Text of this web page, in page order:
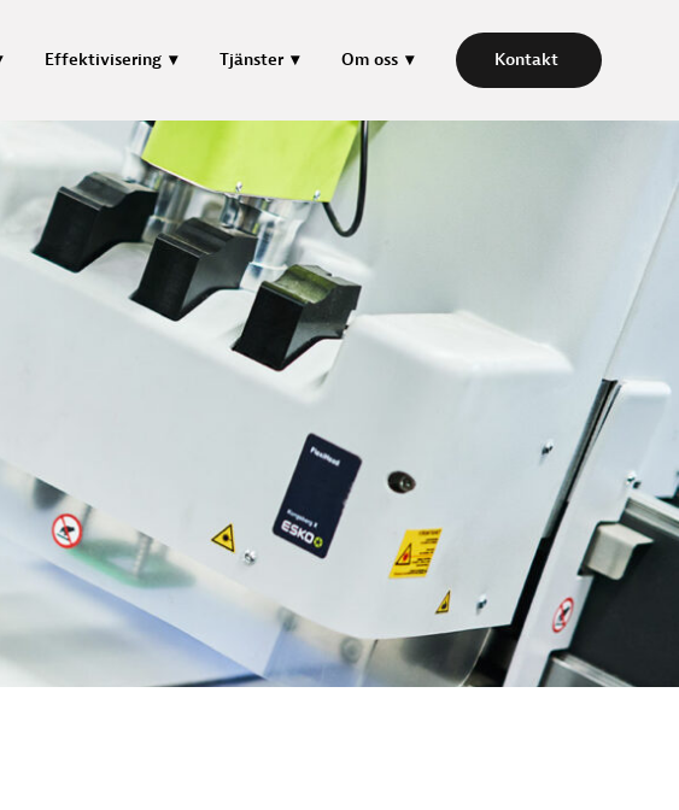
Effektivisering Tjänster Om oss Kontakt